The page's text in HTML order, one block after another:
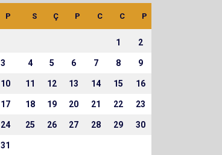
P S Ç P C C P
1 2
3 4 5 6 7 8 9
10 11 12 13 14 15 16
17 18 19 20 21 22 23
24 25 26 27 28 29 30
31